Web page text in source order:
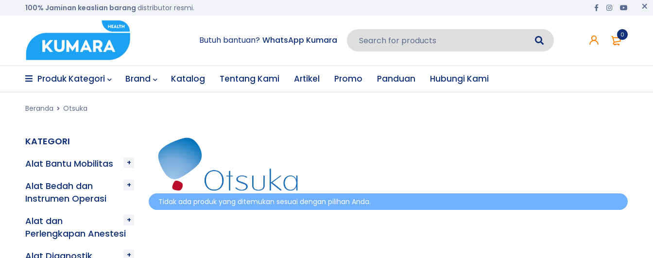
100% Jaminan keaslian barang distributor resmi.
0
Butuh bantuan? WhatsApp Kumara
Produk Kategori Brand Katalog Tentang Kami Artikel Promo Panduan Hubungi Kami
Beranda Otsuka
KATEGORI
Alat Bantu Mobilitas
Alat Bedah dan
Instrumen Operasi
Alat dan
Perlengkapan Anestesi
Tidak ada produk yang ditemukan sesuai dengan pilihan Anda.